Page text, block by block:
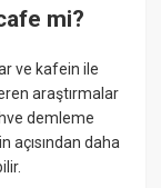
mi?
ve kafein ile
araştırmalar
demleme
daha